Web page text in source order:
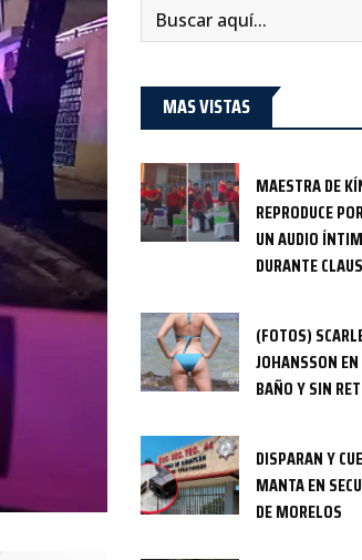
MAS VISTAS
MAESTRA DE
REPRODUCE
UN AUDIO
DURANTE
(FOTOS)
JOHANSSON
BAÑO Y SIN
DISPARAN Y
MANTA EN
DE MORELOS